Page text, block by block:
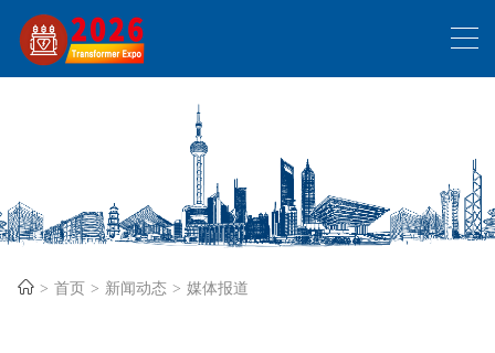
首页 新闻动态 媒体报道